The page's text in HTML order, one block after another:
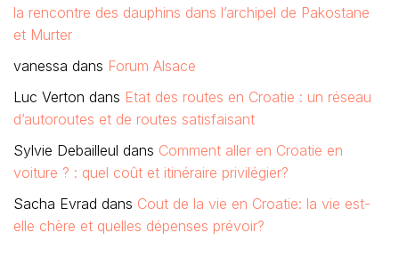
la rencontre des dauphins dans l’archipel de Pakostane
et Murter
vanessa dans Forum Alsace
Luc Verton dans Etat des routes en Croatie : un réseau
d’autoroutes et de routes satisfaisant
Sylvie Debailleul dans Comment aller en Croatie en
voiture ? : quel coût et itinéraire privilégier?
Sacha Evrad dans Cout de la vie en Croatie: la vie est-
elle chère et quelles dépenses prévoir?